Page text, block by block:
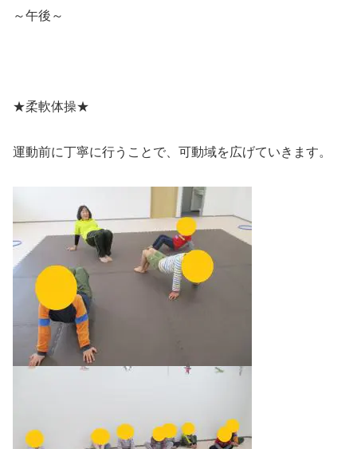
～午後～
★柔軟体操★
運動前に丁寧に行うことで、可動域を広げていきます。